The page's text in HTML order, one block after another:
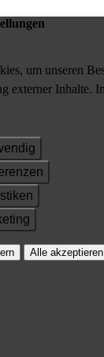
um unseren
externer Inhalte.
und/oder
Alle akzeptieren